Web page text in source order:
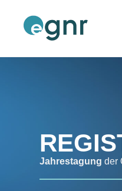
Jahrestagung der